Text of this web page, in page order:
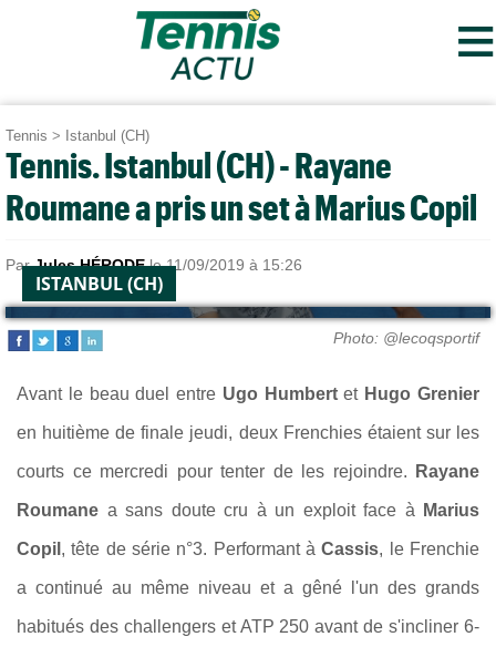
≡
Tennis > Istanbul (CH)
Tennis. Istanbul (CH) - Rayane
Roumane a pris un set à Marius Copil
ParJules HÉRODEle 11/09/2019 à 15:26
ISTANBUL (CH)
Photo: @lecoqsportif
Avant le beau duel entre Ugo Humbertet Hugo Grenier
en huitième de finale jeudi, deux Frenchies étaient sur les
courts ce mercredi pour tenter de les rejoindre. Rayane
Roumane a sans doute cru à un exploit face à Marius
Copil , tête de série n°3. Performant àCassis, le Frenchie
a continué au même niveau et a gêné l'un des grands
habitués des challengers et ATP 250 avant de s'incliner 6-